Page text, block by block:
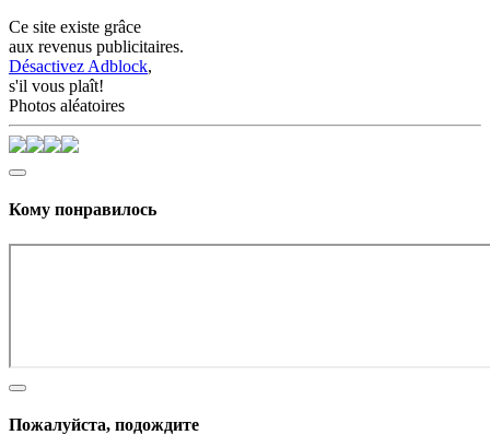
Ce site existe grâce
aux revenus publicitaires.
Désactivez Adblock,
s'il vous plaît!
Photos aléatoires
Кому понравилось
Пожалуйста, подождите